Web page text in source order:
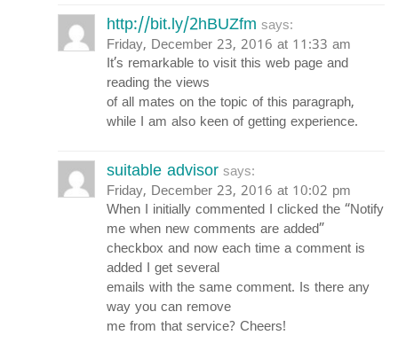
http://bit.ly/2hBUZfm says:
Friday, December 23, 2016 at 11:33 am
It’s remarkable to visit this web page and
reading the views
of all mates on the topic of this paragraph,
while I am also keen of getting experience.
suitable advisor says:
Friday, December 23, 2016 at 10:02 pm
When I initially commented I clicked the “Notify
me when new comments are added”
checkbox and now each time a comment is
added I get several
emails with the same comment. Is there any
way you can remove
me from that service? Cheers!